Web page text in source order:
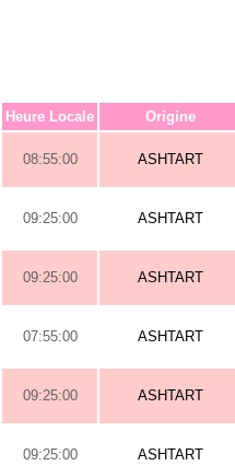
Heure Locale Origine
08:55:00 ASHTART
09:25:00 ASHTART
09:25:00 ASHTART
07:55:00 ASHTART
09:25:00 ASHTART
09:25:00 ASHTART